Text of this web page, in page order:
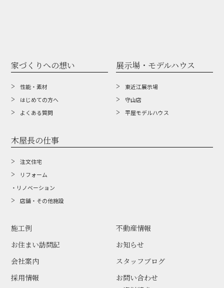
家づくりへの想い
性能・素材
はじめての方へ
よくある質問
展示場・モデルハウス
東近江展示場
守山店
平屋モデルハウス
木屋長の仕事
注文住宅
リフォーム
・リノベーション
店舗・その他施設
施工例
お住まい訪問記
会社案内
採用情報
不動産情報
お知らせ
スタッフブログ
お問い合わせ